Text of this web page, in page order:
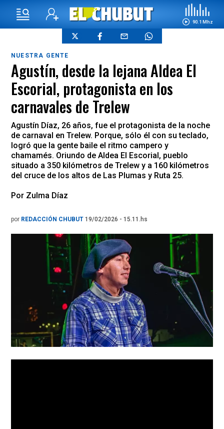
90.1 Mhz
NUESTRA GENTE
Agustín, desde la lejana Aldea El
Escorial, protagonista en los
carnavales de Trelew
Agustín Díaz, 26 años, fue el protagonista de la noche
de carnaval en Trelew. Porque, sólo él con su teclado,
logró que la gente baile el ritmo campero y
chamamés. Oriundo de Aldea El Escorial, pueblo
situado a 350 kilómetros de Trelew y a 160 kilómetros
del cruce de los altos de Las Plumas y Ruta 25.
Por Zulma Díaz
por REDACCIÓN CHUBUT 19/02/2026 - 15.11.hs